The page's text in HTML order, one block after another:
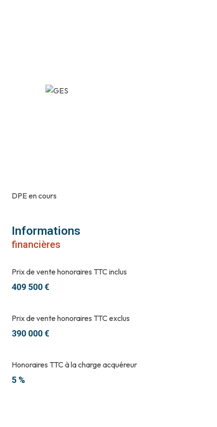
DPE en cours
Informations
financières
Prix de vente honoraires TTC inclus
409 500 €
Prix de vente honoraires TTC exclus
390 000 €
Honoraires TTC à la charge acquéreur
5 %